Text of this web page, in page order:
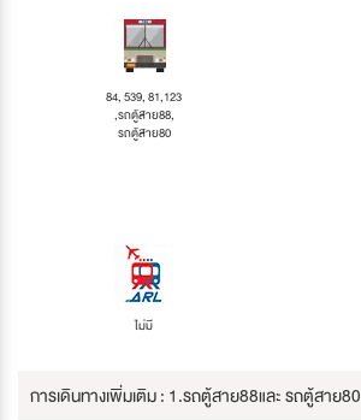
84, 539, 81,123
,รถตู้สาย88,
รถตู้สาย80
ไม่มี
การเดินทางเพิ่มเติม : 1.รถตู้สาย88และ รถตู้สาย80